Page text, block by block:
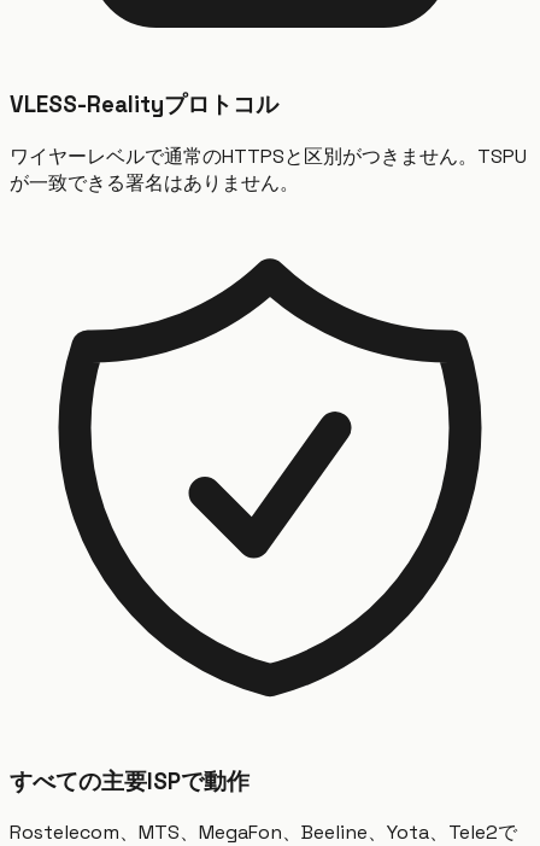
VLESS-Realityプロトコル
ワイヤーレベルで通常のHTTPSと区別がつきません。TSPU
が一致できる署名はありません。
すべての主要ISPで動作
Rostelecom、MTS、MegaFon、Beeline、Yota、Tele2で